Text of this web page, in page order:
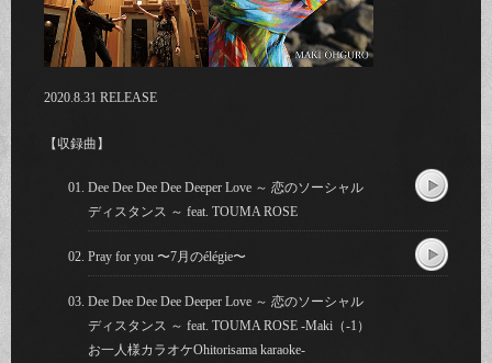
2020.8.31 RELEASE
【収録曲】
Dee Dee Dee Dee Deeper Love ～ 恋のソーシャル
ディスタンス ～ feat. TOUMA ROSE
Pray for you 〜7月のélégie〜
Dee Dee Dee Dee Deeper Love ～ 恋のソーシャル
ディスタンス ～ feat. TOUMA ROSE -Maki（-1）
お一人様カラオケOhitorisama karaoke-